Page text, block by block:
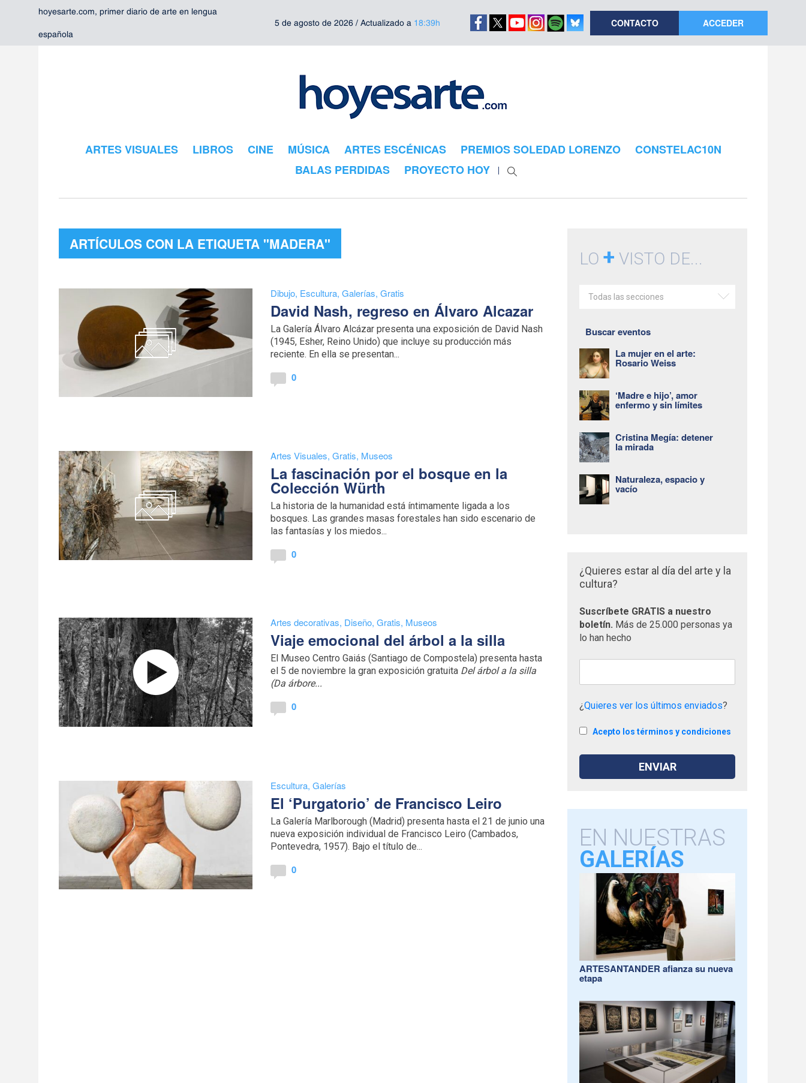
hoyesarte.com, primer diario de arte en lengua
española
5 de agosto de 2026 / Actualizado a 18:39h CONTACTO ACCEDER
ARTES VISUALES LIBROS CINE MÚSICA ARTES ESCÉNICAS PREMIOS SOLEDAD LORENZO
CONSTELAC10N
BALAS PERDIDAS
PROYECTO HOY
ARTÍCULOS CON LA ETIQUETA "MADERA"
Dibujo, Escultura,Galerías,Gratis
David Nash, regreso en Álvaro Alcazar
La Galería Álvaro Alcázar presenta una exposición de David Nash
(1945, Esher, Reino Unido) que incluye su producción más
reciente. En ella se presentan...
0
Artes Visuales,Gratis, Museos
La fascinación por el bosque en la
Colección Würth
La historia de la humanidad está íntimamente ligada a los
bosques. Las grandes masas forestales han sido escenario de
las fantasías y los miedos...
0
Artes decorativas, Diseño,Gratis, Museos
Viaje emocional del árbol a la silla
El Museo Centro Gaiás (Santiago de Compostela) presenta hasta
el 5 de noviembre la gran exposición gratuita Del árbol a la silla
(Da árbore...
0
Escultura,Galerías
El ‘Purgatorio’ de Francisco Leiro
La Galería Marlborough (Madrid) presenta hasta el 21 de junio una
nueva exposición individual de Francisco Leiro (Cambados,
Pontevedra, 1957). Bajo el título de...
0
LO+ VISTO DE...
Todas las secciones
Buscar eventos
La mujer en el arte:
Rosario Weiss
‘Madre e hijo’, amor
enfermo y sin límites
Cristina Megía: detener
la mirada
Naturaleza, espacio y
vacío
¿Quieres estar al día del arte y la
cultura?
Suscríbete GRATIS a nuestro
boletín. Más de 25.000 personas ya
lo han hecho
¿Quieres ver los últimos enviados?
Acepto los términos y condiciones
EN NUESTRAS
GALERÍAS
ARTESANTANDER afianza su nueva
etapa